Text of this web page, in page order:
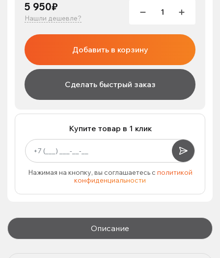
5 950₽
Нашли дешевле?
Добавить в корзину
Сделать быстрый заказ
Купите товар в 1 клик
Нажимая на кнопку, вы соглашаетесь с политикой
конфиденциальности
Описание